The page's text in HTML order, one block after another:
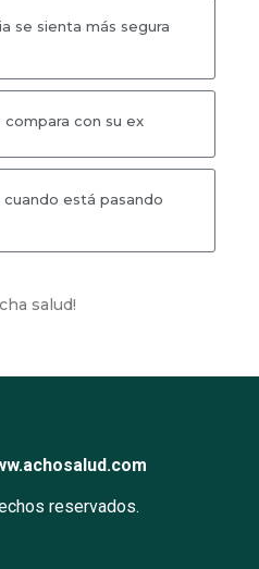
se sienta más segura
con su ex
está pasando
salud!
reservados.